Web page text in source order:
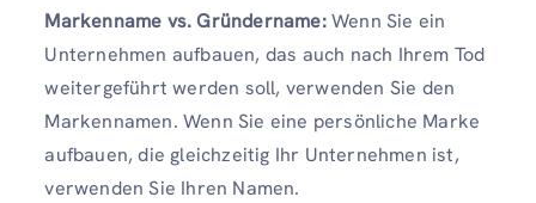
Markenname vs. Gründername:Wenn Sie ein
Unternehmen aufbauen, das auch nach Ihrem Tod
weitergeführt werden soll, verwenden Sie den
Markennamen. Wenn Sie eine persönliche Marke
aufbauen, die gleichzeitig Ihr Unternehmen ist,
verwenden Sie Ihren Namen.